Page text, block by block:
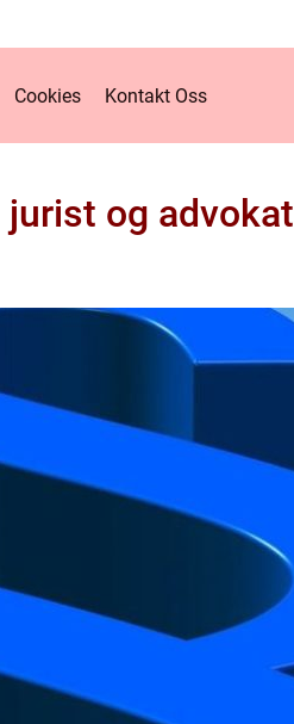
Cookies Kontakt Oss
jurist og advokat